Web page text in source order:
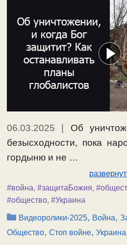
06.03.2025
Об
безысходности, пока
гордыню и не …
#война, #защитаБожия,
#общество, #Украина
Рубрики
Видеоролики-2025, Война,
Общество, Стоп войне,